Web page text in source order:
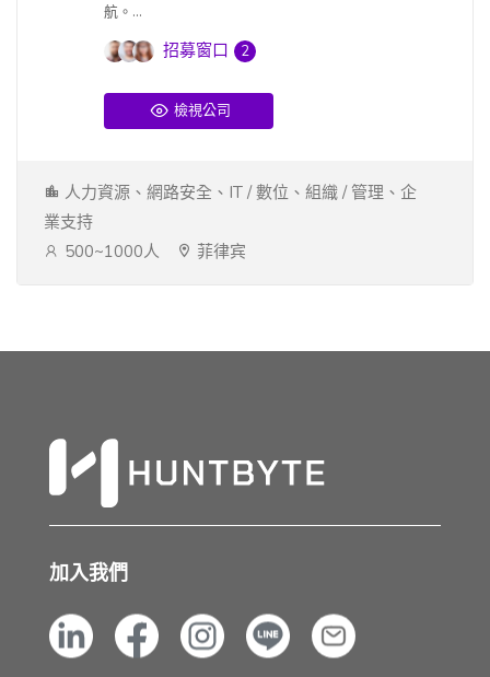
航。...
招募窗口 2
檢視公司
人力資源、網路安全、IT / 數位、組織 / 管理、企
業支持
500~1000人
菲律宾
加入我們